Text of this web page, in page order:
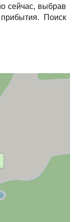
сейчас, выбрав
Поиск